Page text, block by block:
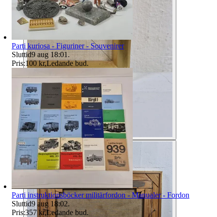
Parti kuriosa - Figuriner - Souvenirer
Sluttid9 aug 18:01.
Pris:100 kr,Ledande bud.
Parti instruktionsböcker militärfordon - Manualer - Fordon
Sluttid9 aug 18:02.
Pris:357 kr,Ledande bud.